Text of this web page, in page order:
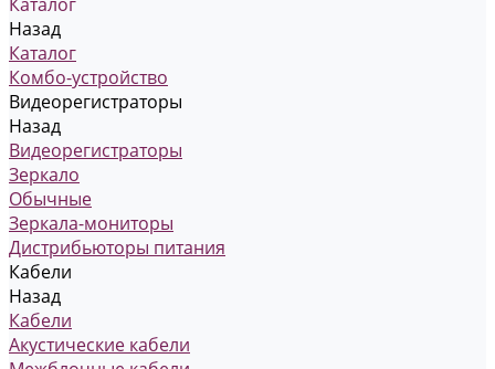
Назад
Каталог
Комбо-устройство
Видеорегистраторы
Назад
Видеорегистраторы
Зеркало
Обычные
Зеркала-мониторы
Дистрибьюторы питания
Кабели
Назад
Кабели
Акустические кабели